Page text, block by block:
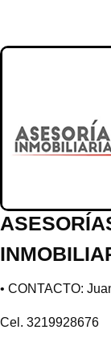
• CONTACTO:
Cel. 3219928676